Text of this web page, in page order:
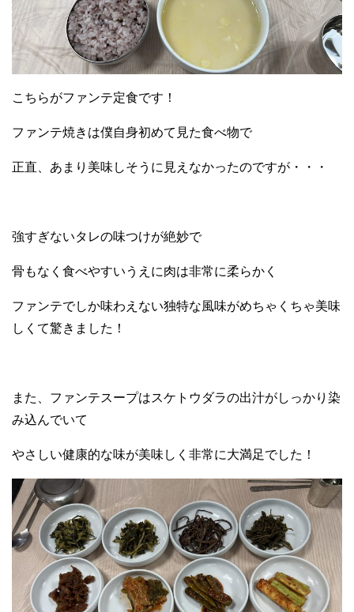
こちらがファンテ定食です！
ファンテ焼きは僕自身初めて見た食べ物で
正直、あまり美味しそうに見えなかったのですが・・・
強すぎないタレの味つけが絶妙で
骨もなく食べやすいうえに肉は非常に柔らかく
ファンテでしか味わえない独特な風味がめちゃくちゃ美味
しくて驚きました！
また、ファンテスープはスケトウダラの出汁がしっかり染
み込んでいて
やさしい健康的な味が美味しく非常に大満足でした！